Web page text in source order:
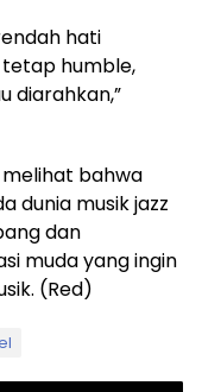
hati
tetap humble,
diarahkan,”
bahwa
dunia musik jazz
dan
muda yang ingin
(Red)